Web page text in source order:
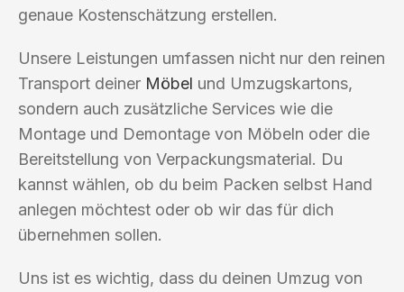
genaue Kostenschätzung erstellen.
Unsere Leistungen umfassen nicht nur den reinen
Transport deiner Möbel und Umzugskartons,
sondern auch zusätzliche Services wie die
Montage und Demontage von Möbeln oder die
Bereitstellung von Verpackungsmaterial. Du
kannst wählen, ob du beim Packen selbst Hand
anlegen möchtest oder ob wir das für dich
übernehmen sollen.
Uns ist es wichtig, dass du deinen Umzug von